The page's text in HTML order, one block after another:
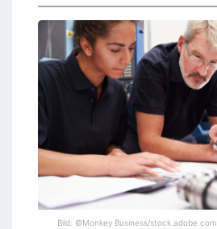
Bild: ©Monkey Business/stock.adobe.com